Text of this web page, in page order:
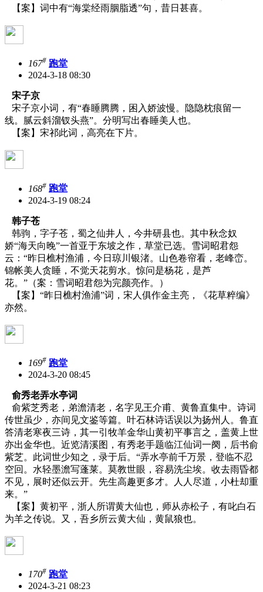
【案】词中有“海棠经雨胭脂透”句，昔日甚喜。
167# 跑堂
2024-3-18 08:30
宋子京
宋子京小词，有“春睡腾腾，困入娇波慢。隐隐枕痕留一
线。腻云斜溜钗头燕”。分明写出春睡美人也。
【案】宋祁此词，高亮在下片。
168# 跑堂
2024-3-19 08:24
韩子苍
韩驹，字子苍，蜀之仙井人，今井研县也。其中秋念奴
娇“海天向晚”一首亚于东坡之作，草堂已选。雪词昭君怨
云：“昨日樵村渔浦，今日琼川银渚。山色卷帘看，老峰峦。
锦帐美人贪睡，不觉天花剪水。惊问是杨花，是芦
花。”（案：雪词昭君怨为完颜亮作。）
【案】“昨日樵村渔浦”词，宋人俱作金主亮，《花草粹编》
亦然。
169# 跑堂
2024-3-20 08:45
俞秀老弄水亭词
俞紫芝秀老，弟澹清老，名字见王介甫、黄鲁直集中。诗词
传世虽少，亦间见文鉴等篇。叶石林诗话误以为扬州人。鲁直
答清老寒夜三诗，其一引牧羊金华山黄初平事言之，盖黄上世
亦出金华也。近览清溪图，有秀老手题临江仙词一阕，后书俞
紫芝。此词世少知之，录于后。“弄水亭前千万景，登临不忍
空回。水轻墨澹写蓬莱。莫教世眼，容易洗尘埃。收去雨昏都
不见，展时还似云开。先生高趣更多才。人人尽道，小杜却重
来。”
【案】黄初平，浙人所谓黄大仙也，师从赤松子，有叱白石
为羊之传说。又，吾乡所云黄大仙，黄鼠狼也。
170# 跑堂
2024-3-21 08:23